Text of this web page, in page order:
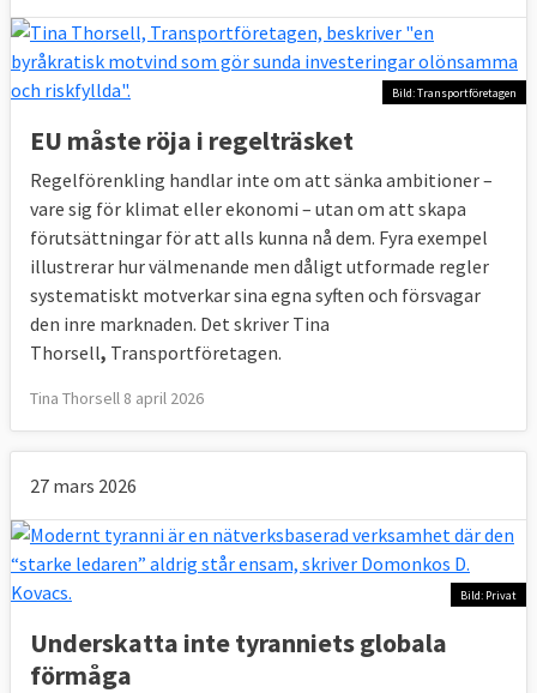
Bild: Transportföretagen
EU måste röja i regelträsket
Regelförenkling handlar inte om att sänka ambitioner –
vare sig för klimat eller ekonomi – utan om att skapa
förutsättningar för att alls kunna nå dem. Fyra exempel
illustrerar hur välmenande men dåligt utformade regler
systematiskt motverkar sina egna syften och försvagar
den inre marknaden. Det skriver Tina
Thorsell, Transportföretagen.
Tina Thorsell 8 april 2026
27 mars 2026
Bild: Privat
Underskatta inte tyranniets globala
förmåga